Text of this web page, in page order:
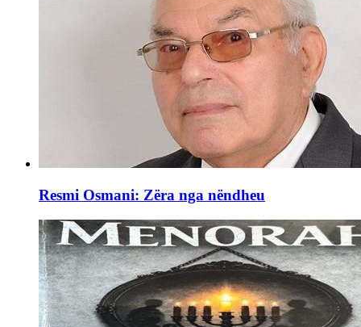
Resmi Osmani: Zëra nga nëndheu